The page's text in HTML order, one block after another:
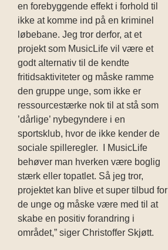
en forebyggende effekt i forhold til
ikke at komme ind på en kriminel
løbebane. Jeg tror derfor, at et
projekt som MusicLife vil være et
godt alternativ til de kendte
fritidsaktiviteter og måske ramme
den gruppe unge, som ikke er
ressourcestærke nok til at stå som
’dårlige’ nybegyndere i en
sportsklub, hvor de ikke kender de
sociale spilleregler. I MusicLife
behøver man hverken være boglig
stærk eller topatlet. Så jeg tror,
projektet kan blive et super tilbud for
de unge og måske være med til at
skabe en positiv forandring i
området,” siger Christoffer Skjøtt.